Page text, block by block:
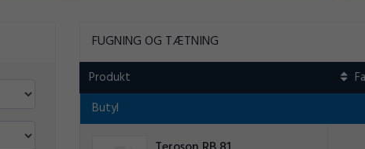
FUGNING OG TÆTNING
Produkt
Butyl